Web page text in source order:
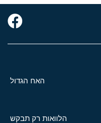
האח הגדול
הלוואות רק תבקש